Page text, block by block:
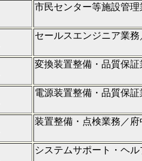
市民センター等施設管理
セールスエンジニア業
変換装置整備・品質保
電源装置整備・品質保
装置整備・点検業務／府
システムサポート・ヘ